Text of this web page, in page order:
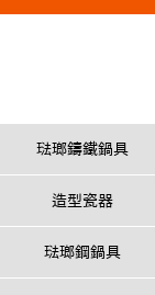
琺瑯鑄鐵鍋具
造型瓷器
琺瑯鋼鍋具